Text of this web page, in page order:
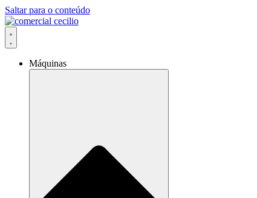
Saltar para o conteúdo
Máquinas